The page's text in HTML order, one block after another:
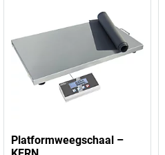
Platformweegschaal –